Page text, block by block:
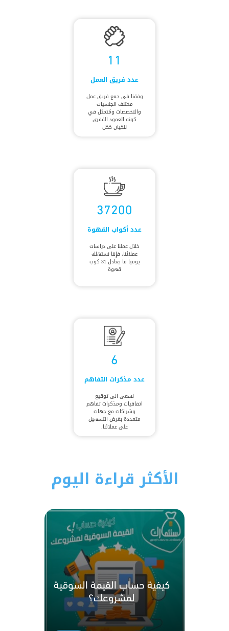
11
عدد فريق العمل
وفقنا في جمع فريق عمل
مختلف الجنسيات
والتخصصات ومُتمثل في
كونه العمود الفقري
للكيان ككل
37200
عدد أكواب القهوة
خلال عملنا على دراسات
عملائنا، فإننا نستهلك
يومياً ما يعادل 31 كوب
قهوة
6
عدد مذكرات التفاهم
نسعى الى توقيع
اتفاقيات ومذكرات تفاهم
وشراكات مع جهات
متعددة بغرض التسهيل
على عملائنا.
الأكثر قراءة اليوم
كيفية حساب القيمة السوقية
لمشروعك؟